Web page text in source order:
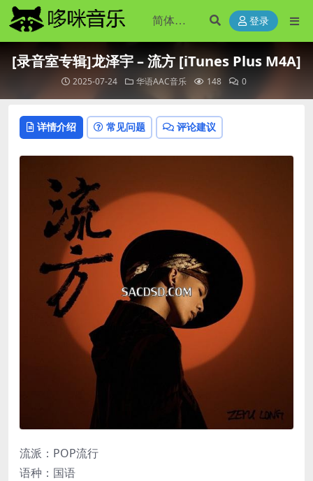
登录
[录音室专辑]龙泽宇 – 流方 [iTunes Plus M4A]
2025-07-24 华语AAC音乐 148 0
详情介绍 常见问题 评论建议
流派：POP流行
语种：国语